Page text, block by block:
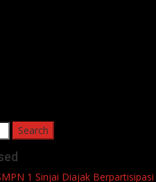
1 Sinjai Diajak